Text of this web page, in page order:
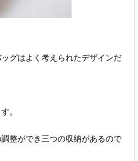
グはよく考えられたデザインだ
。
整ができ三つの収納があるので